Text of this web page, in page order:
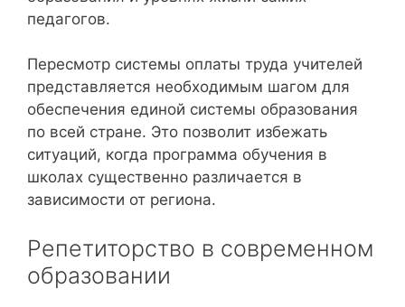
педагогов.
Пересмотр системы оплаты труда учителей
представляется необходимым шагом для
обеспечения единой системы образования
по всей стране. Это позволит избежать
ситуаций, когда программа обучения в
школах существенно различается в
зависимости от региона.
Репетиторство в современном
образовании